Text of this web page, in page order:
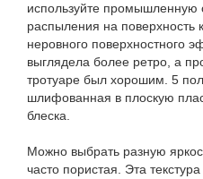
используйте промышленную
распыления на поверхность
неровного поверхностного
выглядела более ретро, ​​а
тротуаре был хорошим. 5
шлифованная в плоскую
блеска.
Можно выбрать разную
часто пористая. Эта